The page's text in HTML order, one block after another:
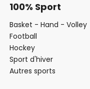
100% Sport
Basket - Hand - Volley
Football
Hockey
Sport d'hiver
Autres sports